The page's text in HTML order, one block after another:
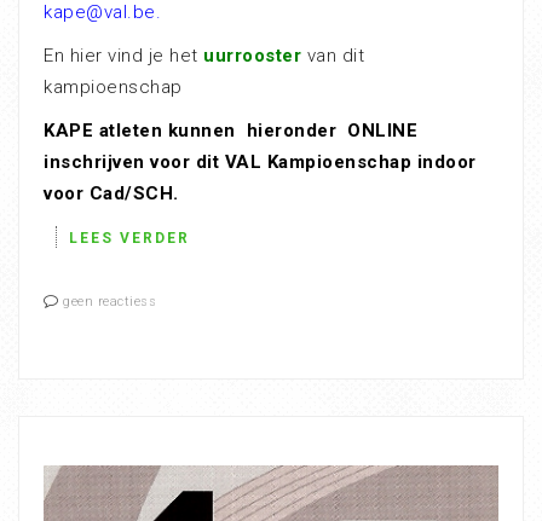
kape@val.be.
En hier vind je het uurrooster van dit
kampioenschap
KAPE atleten kunnen hieronder ONLINE
inschrijven voor dit VAL Kampioenschap indoor
voor Cad/SCH.
LEES VERDER
geen reactiess